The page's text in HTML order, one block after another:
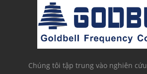
Chúng tôi tập trung vào nghiên